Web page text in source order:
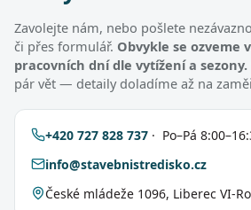
Zavolejte nám, nebo pošlete
či přes formulář. Obvykle se ozveme
pracovních dní dle vytížení a sezony.
pár vět — detaily doladíme až na
+420 727 828 737 · Po–Pá
info@stavebnistredisko.cz
České mládeže 1096, Liberec VI-